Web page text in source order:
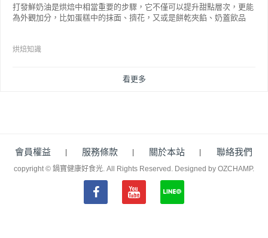
打發鮮奶油是烘焙中相當重要的步驟，它不僅可以提升甜點層次，更能
為外觀加分，比如蛋糕中的抹面、擠花，又或是餅乾夾餡、奶蓋飲品
烘焙知識
看更多
會員權益 服務條款 關於本站 聯絡我們
copyright © 鍋寶健康好食光. All Rights Reserved. Designed by OZCHAMP.